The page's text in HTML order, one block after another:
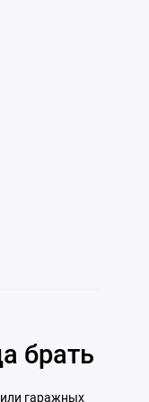
брать
гаражных